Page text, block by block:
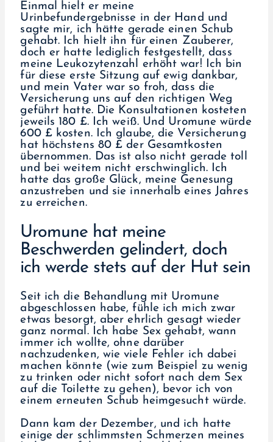
Einmal hielt er meine
Urinbefundergebnisse in der Hand und
sagte mir, ich hätte gerade einen Schub
gehabt. Ich hielt ihn für einen Zauberer,
doch er hatte lediglich festgestellt, dass
meine Leukozytenzahl erhöht war! Ich bin
für diese erste Sitzung auf ewig dankbar,
und mein Vater war so froh, dass die
Versicherung uns auf den richtigen Weg
geführt hatte. Die Konsultationen kosteten
jeweils 180 £. Ich weiß. Und Uromune würde
600 £ kosten. Ich glaube, die Versicherung
hat höchstens 80 £ der Gesamtkosten
übernommen. Das ist also nicht gerade toll
und bei weitem nicht erschwinglich. Ich
hatte das große Glück, meine Genesung
anzustreben und sie innerhalb eines Jahres
zu erreichen.
Uromune hat meine
Beschwerden gelindert, doch
ich werde stets auf der Hut sein
Seit ich die Behandlung mit Uromune
abgeschlossen habe, fühle ich mich zwar
etwas besorgt, aber ehrlich gesagt wieder
ganz normal. Ich habe Sex gehabt, wann
immer ich wollte, ohne darüber
nachzudenken, wie viele Fehler ich dabei
machen könnte (wie zum Beispiel zu wenig
zu trinken oder nicht sofort nach dem Sex
auf die Toilette zu gehen), bevor ich von
einem erneuten Schub heimgesucht würde.
Dann kam der Dezember, und ich hatte
einige der schlimmsten Schmerzen meines